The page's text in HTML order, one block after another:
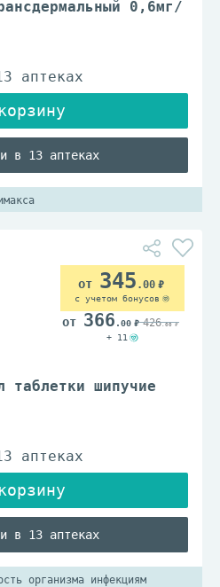
0,6мг/
в 13 аптеках
таблетки шипучие
в 13 аптеках
345 .00
с учетом бонусов
366 .00 426.00
+ 11
организма инфекциям